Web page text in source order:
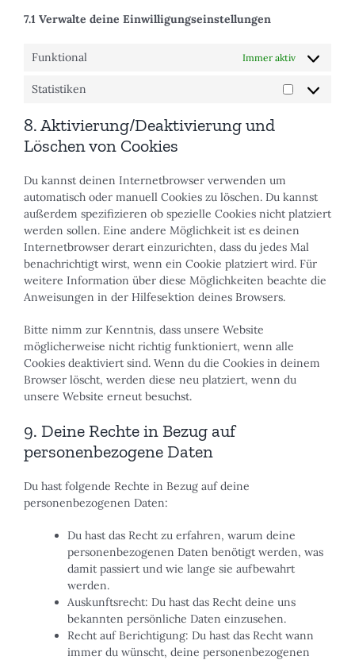
7.1 Verwalte deine Einwilligungseinstellungen
Funktional Immer aktiv
Statistiken
Statistiken
8. Aktivierung/Deaktivierung und
Löschen von Cookies
Du kannst deinen Internetbrowser verwenden um
automatisch oder manuell Cookies zu löschen. Du kannst
außerdem spezifizieren ob spezielle Cookies nicht platziert
werden sollen. Eine andere Möglichkeit ist es deinen
Internetbrowser derart einzurichten, dass du jedes Mal
benachrichtigt wirst, wenn ein Cookie platziert wird. Für
weitere Information über diese Möglichkeiten beachte die
Anweisungen in der Hilfesektion deines Browsers.
Bitte nimm zur Kenntnis, dass unsere Website
möglicherweise nicht richtig funktioniert, wenn alle
Cookies deaktiviert sind. Wenn du die Cookies in deinem
Browser löscht, werden diese neu platziert, wenn du
unsere Website erneut besuchst.
9. Deine Rechte in Bezug auf
personenbezogene Daten
Du hast folgende Rechte in Bezug auf deine
personenbezogenen Daten:
Du hast das Recht zu erfahren, warum deine
personenbezogenen Daten benötigt werden, was
damit passiert und wie lange sie aufbewahrt
werden.
Auskunftsrecht: Du hast das Recht deine uns
bekannten persönliche Daten einzusehen.
Recht auf Berichtigung: Du hast das Recht wann
immer du wünscht, deine personenbezogenen